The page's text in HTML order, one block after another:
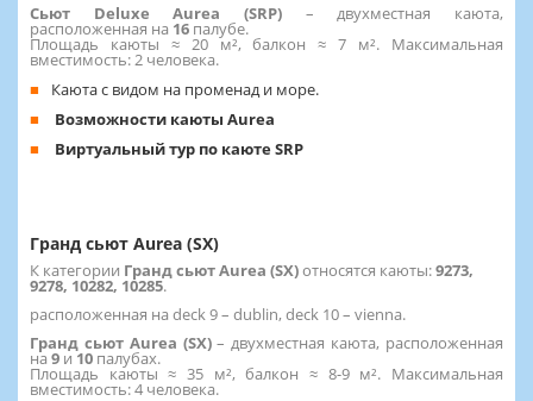
Сьют Deluxe Aurea (SRP) – двухместная каюта,
расположенная на 16 палубе.
Площадь каюты ≈ 20 м², балкон ≈ 7 м². Максимальная
вместимость: 2 человека.
Каюта с видом на променад и море.
Возможности каюты Aurea
Виртуальный тур по каюте SRP
Гранд сьют Aurea (SX)
К категории Гранд сьют Aurea (SX)относятся каюты:9273,
9278, 10282, 10285.
расположенная на deck 9 – dublin, deck 10 – vienna.
Гранд сьют Aurea (SX)– двухместная каюта, расположенная
на 9 и10 палубах.
Площадь каюты ≈ 35 м², балкон ≈ 8-9 м². Максимальная
вместимость: 4 человека.